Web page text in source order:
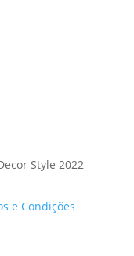
Style 2022
e Condições